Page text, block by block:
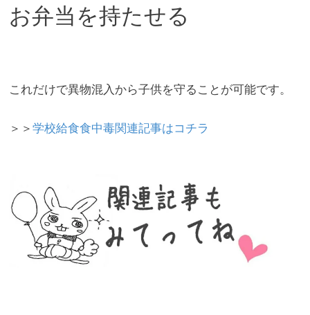
お弁当を持たせる
これだけで異物混入から子供を守ることが可能です。
＞＞学校給食食中毒関連記事はコチラ